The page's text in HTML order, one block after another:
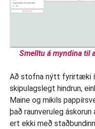
Smelltu á myndina til
Að stofna nýtt fyrirtæki
skipulagslegt hindrun,
Maine og mikils
það raunveruleg
ert ekki með